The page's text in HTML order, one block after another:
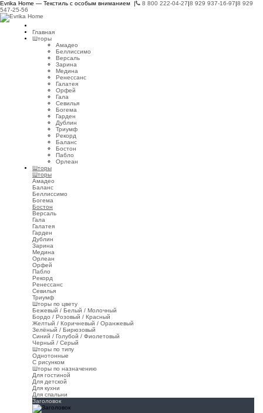
Evrika Home — Текстиль с особым вниманием | 8 800 222-04-27|8 929 937-16-97|8 929
547-25-56
Главная
Шторы
Амадео
Беллиссимо
Версаль
Зарина
Медина
Ренессанс
Галатея
Орфей
Гала
Севилья
Богема
Гарден
Дублин
Триумф
Рекорд
Баланс
Бостон
Пабло
Орлеан
Шторы
Шторы
Амадео
Баланс
Беллиссимо
Богема
Бостон
Версаль
Гала
Галатея
Гарден
Дублин
Зарина
Медина
Орлеан
Орфей
Пабло
Рекорд
Ренессанс
Севилья
Триумф
Шторы по цвету
Бежевый / Белый / Молочный
Бордо / Розовый / Красный
Желтый / Коричневый / Оранжевый
Зелёный / Бирюзовый
Синий / Голубой / Фиолетовый
Черный / Серый
Шторы по типу
Однотонные
С рисунком
Шторы по назначению
Для гостиной
Для детской
Для кухни
Для спальни
Заголовок